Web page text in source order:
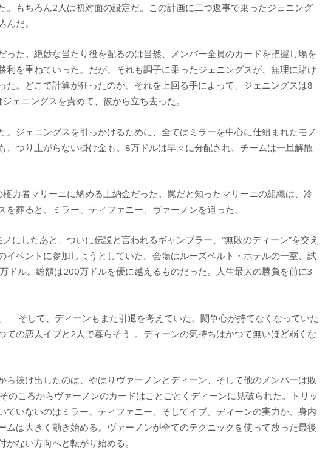
。もちろん2人は初対面の設定だ。この計画に二つ返事で乗ったジェニング
だ。
た。絶妙な当たり役を配るのは当然、メンバー全員のカードを把握し場を
利を重ねていった。だが、それも調子に乗ったジェニングスが、無理に賭け
た。どこで計算が狂ったのか、それを上回る手によって、ジェニングスは8
ェニングスを責めて、彼から立ち去った。
ジェニングスを引っかけるために、全てはミラーを中心に仕組まれたモノ
、つり上がらない掛け金も。8万ドルは早々に分配され、チームは一旦解散
力者マリーニに納める上納金だった。罠だと知ったマリーニの組織は、冷
葬ると、ミラー、ティファニー、ヴァーノンを追った。
にしたあと、ついに伝説と言われるギャンブラー、“無敗のディーン”を交え
イベントに参加しようとしていた。会場はルーズベルト・ホテルの一室、試
ドル。総額は200万ドルを優に越えるものだった。人生最大の勝負を前に3
そして、ディーンもまた引退を考えていた。闘争心が持てなくなっていた
ての恋人イブと2人で暮らそう-。ディーンの気持ちはかつて無いほど弱くな
抜け出したのは、やはりヴァーノンとディーン、そして他のメンバーは敗
のころからヴァーノンのカードはことごとくディーンに見破られた。トリッ
ていないのはミラー、ティファニー、そしてイブ。ディーンの実力か、身内
ムは大きく動き始める。ヴァーノンが全てのテクニックを使って放った最後
ない方向へと転がり始める。